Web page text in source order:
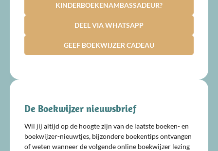
KINDERBOEKENAMBASSADEUR?
DEEL VIA WHATSAPP
GEEF BOEKWIJZER CADEAU
De Boekwijzer nieuwsbrief
Wil jij altijd op de hoogte zijn van de laatste boeken- en
boekwijzer-nieuwtjes, bijzondere boekentips ontvangen
of weten wanneer de volgende online boekwijzer lezing